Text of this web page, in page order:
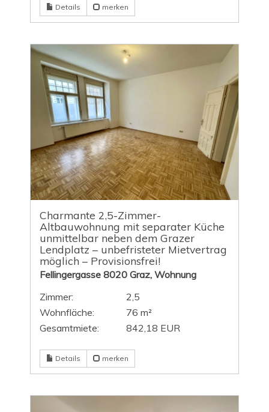
Details merken
Charmante 2,5-Zimmer-
Altbauwohnung mit separater Küche
unmittelbar neben dem Grazer
Lendplatz – unbefristeter Mietvertrag
möglich – Provisionsfrei!
Fellingergasse 8020 Graz, Wohnung
Zimmer:
2,5
Wohnfläche:
76 m²
Gesamtmiete:
842,18 EUR
Details merken